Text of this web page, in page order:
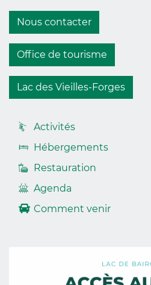
Nous contacter
Office de tourisme
Lac des Vieilles-Forges
Accès
footer
Activités
Hébergements
Restauration
Agenda
Comment venir